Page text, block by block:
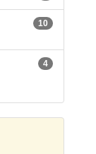
10
4